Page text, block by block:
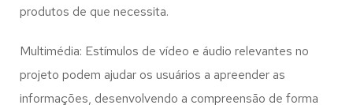
produtos de que necessita.
Multimédia: Estímulos de vídeo e áudio relevantes no
projeto podem ajudar os usuários a apreender as
informações, desenvolvendo a compreensão de forma